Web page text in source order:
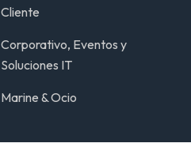
Cliente
Corporativo, Eventos y
Soluciones IT
Marine & Ocio